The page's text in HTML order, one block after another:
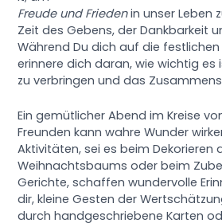
Freude und Friedenin unser Leben
Zeit des Gebens, der Dankbarkeit
Während Du dich auf die
erinnere dich daran, wie wichtig es
zu verbringen und das
Ein gemütlicher Abend im Kreise
Freunden kann wahre Wunder
Aktivitäten, sei es beim Dekorieren
Weihnachtsbaums oder beim
Gerichte, schaffen wundervolle
dir, kleine Gesten der
durch handgeschriebene Karten